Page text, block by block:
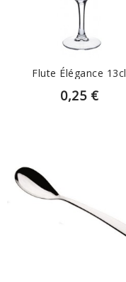
EN SAVOIR PLUS
Flute Élégance 13cl
0,25 €
EN SAVOIR PLUS